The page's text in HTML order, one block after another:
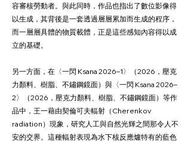
容審核勞動者。與此同時，作品也指出了數位影像得
以生成，其背後是一套透過層層累加而生成的程序，
而一層層具體的物質載體，正是這些感知內容得以成
立的基礎。
另一方面，在〈一閃 Ksana 2026–1〉（2026，壓克
力顏料、樹脂、不鏽鋼鏡面）與〈一閃 Ksana 2026–
2〉（2026，壓克力顏料、樹脂、不鏽鋼鏡面）等作
品中，王一藉由契倫可夫輻射（Cherenkov
radiation）現象，研究人工與自然光輝之間那令人不
安的交界。這種輻射表現為水下核反應爐特有的藍色